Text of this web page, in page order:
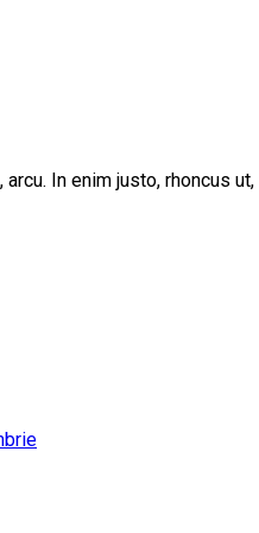
In enim justo, rhoncus